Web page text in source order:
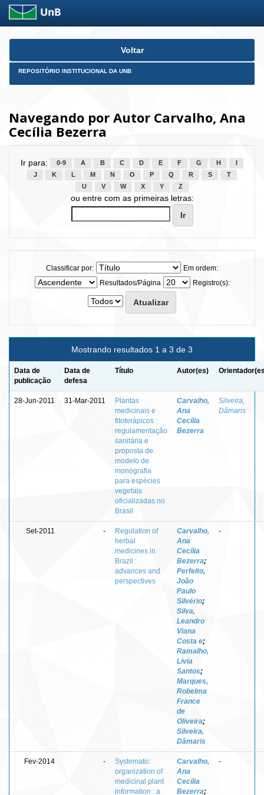
Skip
Voltar
REPOSITÓRIO INSTITUCIONAL DA UNB
Navegando por Autor Carvalho, Ana
Cecília Bezerra
Ir para: 0-9 A B C D E F G H
J
K L M N O P Q R S
T
U
V W X Y Z
ou entre com as primeiras letras:
Classificar por:
Em ordem:
Resultados/Página
Registro(s):
Mostrando resultados 1 a 3 de 3
Data de
publicação
Data de
defesa
Título Autor(es)
28-Jun-2011 31-Mar-2011
Plantas
medicinais e
fitoterápicos :
regulamentação
sanitária e
proposta de
modelo de
monografia
para espécies
vegetais
oficializadas no
Brasil
Carvalho,
Ana
Cecília
Bezerra
Silveira,
Dâmaris
Set-2011 -
Regulation of
herbal
medicines in
Brazil :
advances and
perspectives
Carvalho,
Ana
Cecília
Bezerra;
Perfeito,
João
Paulo
Silvério;
Silva,
Leandro
Viana
Costa e;
Ramalho,
Lívia
Santos;
Marques,
Robelma
France
de
Oliveira;
Silveira,
Dâmaris
-
Fev-2014 -
Systematic
organization of
medicinal plant
information : a
Carvalho,
Ana
Cecília
Bezerra;
-